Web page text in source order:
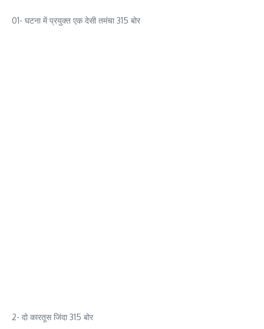
01- घटना में प्रयुक्त एक देसी तमंचा 315 बोर
2- दो कारतूस जिंदा 315 बोर